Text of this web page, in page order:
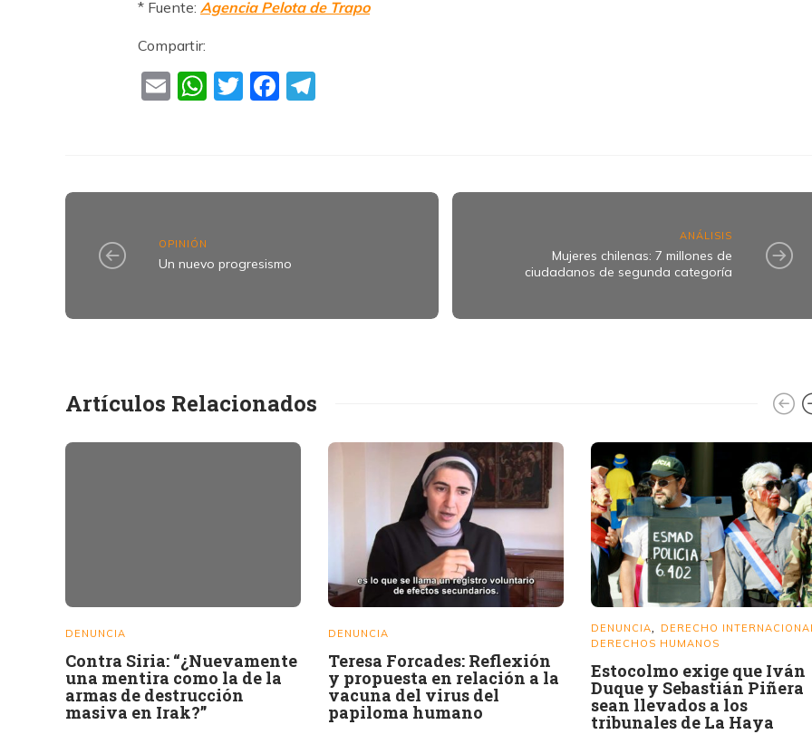
* Fuente: Agencia Pelota de Trapo
Compartir:
EmailWhatsApp
TwitterFacebook
OPINIÓN
Un nuevo progresismo
ANÁLISIS
Mujeres chilenas: 7 millones de
ciudadanos de segunda categoría
Artículos Relacionados
DENUNCIA
Contra Siria: “¿Nuevamente
una mentira como la de la
armas de destrucción
masiva en Irak?”
DENUNCIA
Teresa Forcades: Reflexión
y propuesta en relación a la
vacuna del virus del
papiloma humano
DENUNCIA DERECHO
DERECHOS HUMANOS
Estocolmo exige que Iván
Duque y Sebastián Piñera
sean llevados a los
tribunales de La Haya